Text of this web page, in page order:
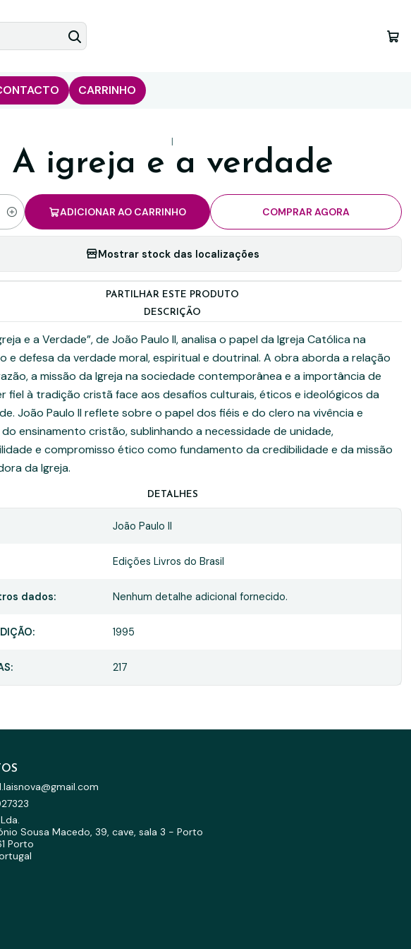
CARRINHO
|
A igreja e a verdade
ADICIONAR AO CARRINHO COMPRAR AGORA
Mostrar stock das localizações
PARTILHAR ESTE PRODUTO
DESCRIÇÃO
e a Verdade”, de João Paulo II, analisa o papel da Igreja Católica na
e defesa da verdade moral, espiritual e doutrinal. A obra aborda a relação
a missão da Igreja na sociedade contemporânea e a importância de
fiel à tradição cristã face aos desafios culturais, éticos e ideológicos da
João Paulo II reflete sobre o papel dos fiéis e do clero na vivência e
ensinamento cristão, sublinhando a necessidade de unidade,
e compromisso ético como fundamento da credibilidade e da missão
da Igreja.
DETALHES
João Paulo II
Edições Livros do Brasil
dados: Nenhum detalhe adicional fornecido.
1995
217
Sousa Macedo, 39, cave, sala 3 - Porto
Porto